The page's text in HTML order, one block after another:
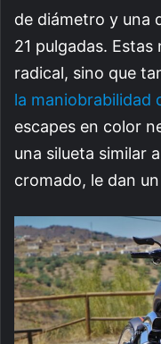
de diámetro y una
21 pulgadas.
radical, sino que
la maniobrabilidad
escapes en color
una silueta similar
cromado, le dan